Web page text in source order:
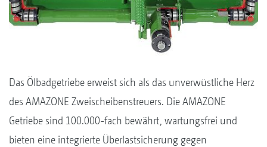
Das Ölbadgetriebe erweist sich als das unverwüstliche Herz
des AMAZONE Zweischeibenstreuers. Die AMAZONE
Getriebe sind 100.000-fach bewährt, wartungsfrei und
bieten eine integrierte Überlastsicherung gegen